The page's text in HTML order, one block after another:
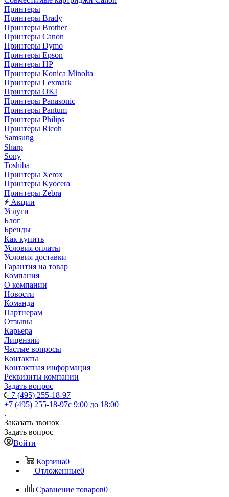
Принтеры
Принтеры Brady
Принтеры Brother
Принтеры Canon
Принтеры Dymo
Принтеры Epson
Принтеры HP
Принтеры Konica Minolta
Принтеры Lexmark
Принтеры OKI
Принтеры Panasonic
Принтеры Pantum
Принтеры Philips
Принтеры Ricoh
Samsung
Sharp
Sony
Toshiba
Принтеры Xerox
Принтеры Kyocera
Принтеры Zebra
Акции
Услуги
Блог
Бренды
Как купить
Условия оплаты
Условия доставки
Гарантия на товар
Компания
О компании
Новости
Команда
Партнерам
Отзывы
Карьера
Лицензии
Частые вопросы
Контакты
Контактная информация
Реквизиты компании
Задать вопрос
+7 (495) 255-18-97
+7 (495) 255-18-97с 9:00 до 18:00
Заказать звонок
Задать вопрос
Войти
Корзина0
Отложенные0
Сравнение товаров0